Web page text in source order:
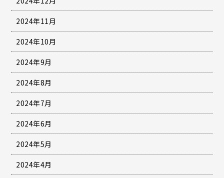
2024年11月
2024年10月
2024年9月
2024年8月
2024年7月
2024年6月
2024年5月
2024年4月